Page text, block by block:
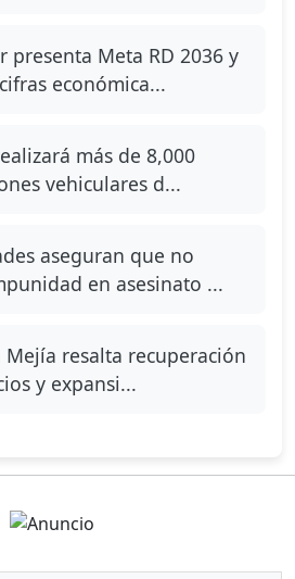
presenta Meta RD 2036 y
económica...
más de 8,000
vehiculares d...
aseguran que no
en asesinato ...
Mejía resalta recuperación
y expansi...